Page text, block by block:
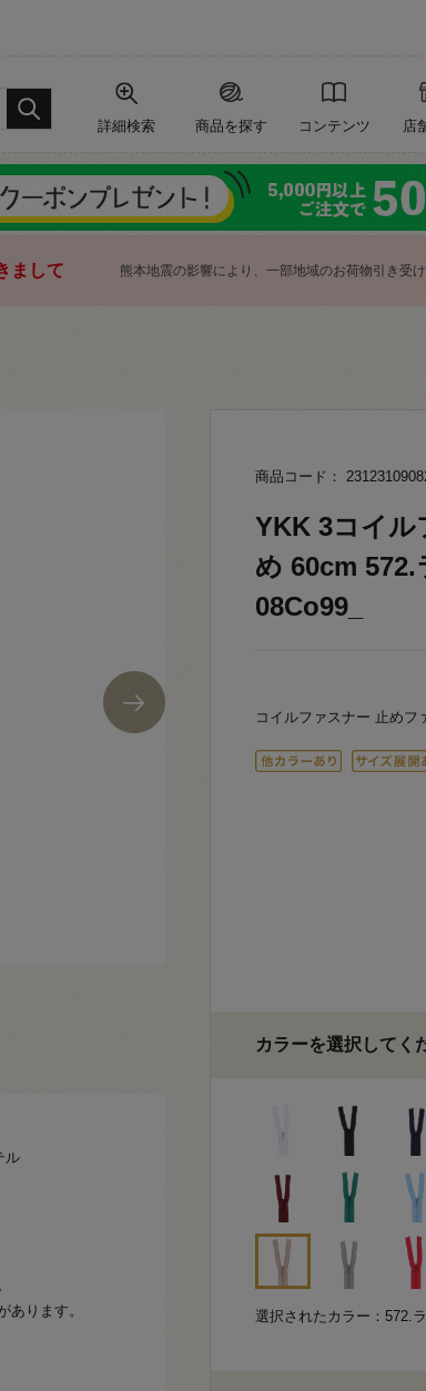
詳細検索 商品を探す コンテンツ 店
まして 熊本地震の影響により、一部地域のお荷物引き受
ル
あります。
商品コード：
YKK 3コイル
め 60cm
08Co99_
コイルファスナー 止めフ
カラーを選択してく
選択されたカラー：572.